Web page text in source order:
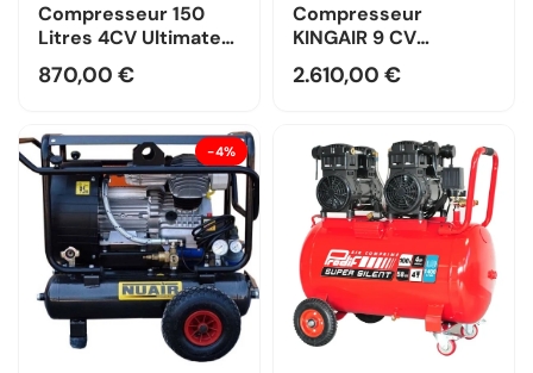
Compresseur 150
Litres 4CV Ultimate
PRODIF —
Monophasé / Prodif
870,00 €
Compresseur
KINGAIR 9 CV
Thermique 100 Litres
2.610,00 €
-4%